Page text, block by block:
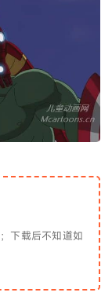
；下载后不知道如